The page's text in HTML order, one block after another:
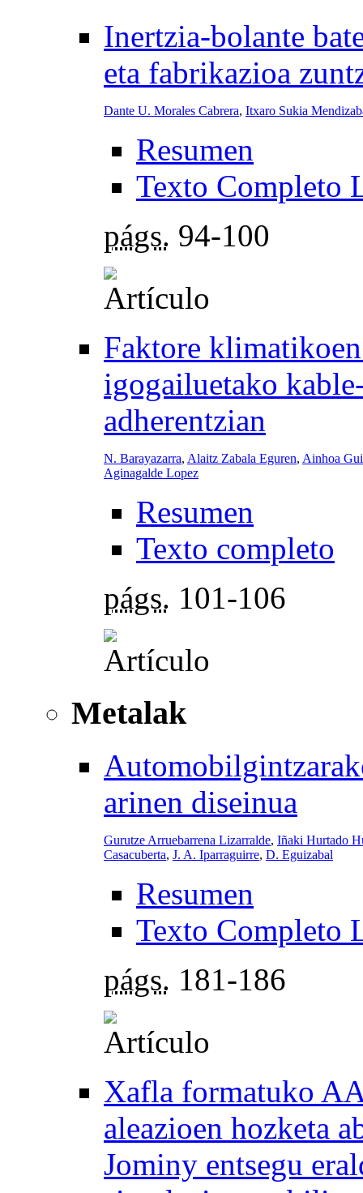
Inertzia-bolante
eta fabrikazioa
Dante U. Morales Cabrera, Itxaro Sukia
Resumen
Texto Completo
págs. 94-100
Faktore
igogailuetako
adherentzian
N. Barayazarra, Alaitz Zabala Eguren, Ainhoa
Aginagalde Lopez
Resumen
Texto completo
págs. 101-106
Metalak
arinen diseinua
Gurutze Arruebarrena Lizarralde, Iñaki Hurtado
Casacuberta, J. A. Iparraguirre, D. Eguizabal
Resumen
Texto Completo
págs. 181-186
Xafla formatuko
aleazioen hozketa
Jominy entsegu